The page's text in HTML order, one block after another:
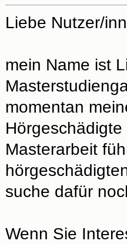
Liebe Nutzer/
mein Name ist
momentan
Masterarbeit
suche dafür
Wenn Sie